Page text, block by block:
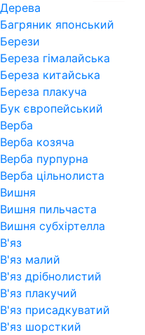
Дерева
Багряник японський
Берези
Береза гімалайська
Береза китайська
Береза плакуча
Бук європейський
Верба
Верба козяча
Верба пурпурна
Верба цільнолиста
Вишня
Вишня пильчаста
Вишня субхіртелла
В'яз
В'яз малий
В'яз дрібнолистий
В'яз плакучий
В'яз присадкуватий
В'яз шорсткий